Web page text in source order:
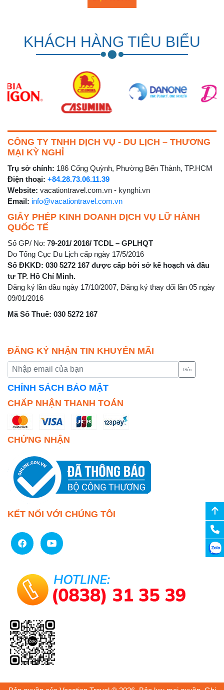
KHÁCH HÀNG TIÊU BIỂU
CÔNG TY TNHH DỊCH VỤ - DU LỊCH – THƯƠNG
MẠI KỲ NGHỈ
Trụ sở chính: 186 Cống Quỳnh, Phường Bến Thành, TP.HCM
Điện thoại: +84.28.73.06.11.39
Website: vacationtravel.com.vn - kynghi.vn
Email: info@vacationtravel.com.vn
GIẤY PHÉP KINH DOANH DỊCH VỤ LỮ HÀNH
QUỐC TẾ
Số GP/ No: 79-201/ 2016/ TCDL – GPLHQT
Do Tổng Cục Du Lịch cấp ngày 17/5/2016
Số ĐKKD: 030 5272 167 được cấp bởi sở kế hoạch và đầu
tư TP. Hồ Chí Minh.
Đăng ký lần đầu ngày 17/10/2007, Đăng ký thay đổi lần 05 ngày
09/01/2016
Mã Số Thuế: 030 5272 167
ĐĂNG KÝ NHẬN TIN KHUYẾN MÃI
Gửi
CHÍNH SÁCH BẢO MẬT
CHẤP NHẬN THANH TOÁN
CHỨNG NHẬN
KẾT NỐI VỚI CHÚNG TÔI